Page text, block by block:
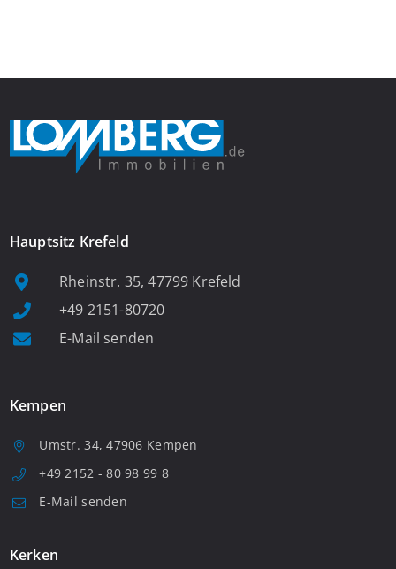
Hauptsitz Krefeld
Rheinstr. 35, 47799 Krefeld
+49 2151-80720
E-Mail senden
Kempen
Umstr. 34, 47906 Kempen
+49 2152 - 80 98 99 8
E-Mail senden
Kerken